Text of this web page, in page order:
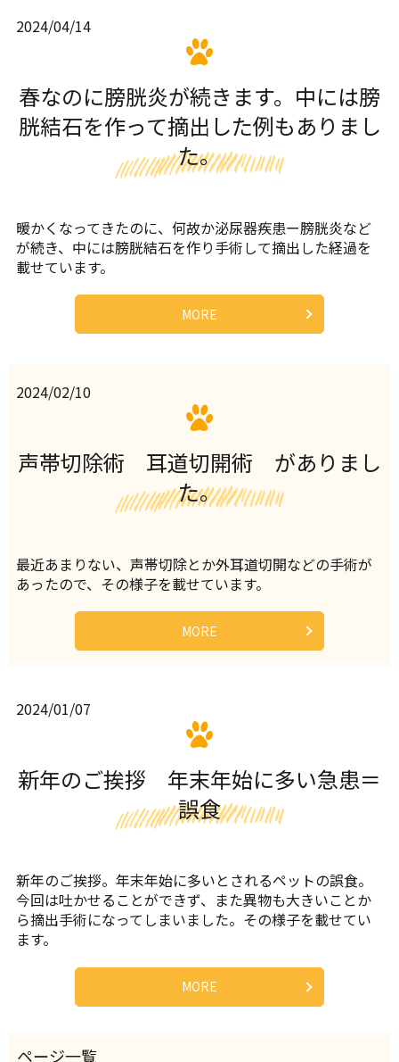
2024/04/14
春なのに膀胱炎が続きます。中には膀
胱結石を作って摘出した例もありまし
た。
暖かくなってきたのに、何故か泌尿器疾患ー膀胱炎など
が続き、中には膀胱結石を作り手術して摘出した経過を
載せています。
MORE
2024/02/10
声帯切除術 耳道切開術 がありまし
た。
最近あまりない、声帯切除とか外耳道切開などの手術が
あったので、その様子を載せています。
MORE
2024/01/07
新年のご挨拶 年末年始に多い急患＝
誤食
新年のご挨拶。年末年始に多いとされるペットの誤食。
今回は吐かせることができず、また異物も大きいことか
ら摘出手術になってしまいました。その様子を載せてい
ます。
MORE